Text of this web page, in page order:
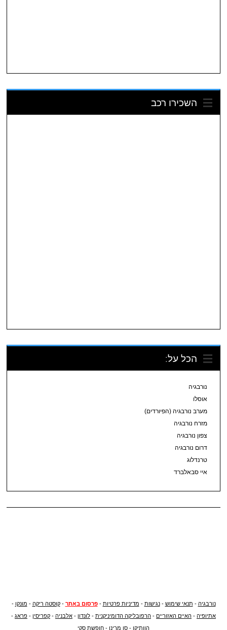
השכירו רכב
הכל על:
נורבגיה
אוסלו
מערב נורבגיה (הפיורדים)
מזרח נורבגיה
צפון נורבגיה
דרום נורבגיה
טרנדלוג
איי סבאלברד
נורבגיה - תנאי שימוש -נגישות - מדיניות פרטיות -פרסום באתר -קוסטה ריקה - מונקו -
אתיופיה - האיים האזוריים - הרפובליקה הדומיניקנית - לונדון - אלבניה - קפריסין - פראג -
הוותיקן - סן מרינו - חופשת סקי